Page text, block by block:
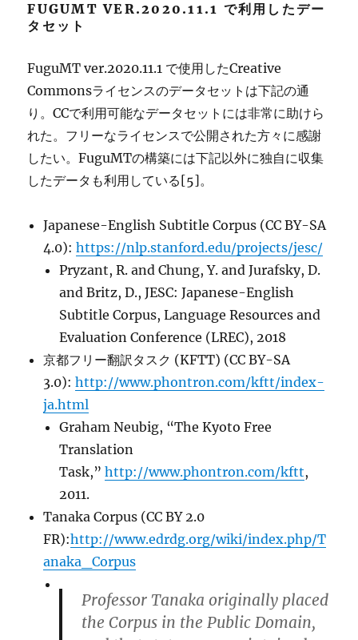
FUGUMT VER.2020.11.1 で利用したデー
タセット
FuguMT ver.2020.11.1 で使用したCreative
Commonsライセンスのデータセットは下記の通
り。CCで利用可能なデータセットには非常に助けら
れた。フリーなライセンスで公開された方々に感謝
したい。FuguMTの構築には下記以外に独自に収集
したデータも利用している[5]。
Japanese-English Subtitle Corpus (CC BY-SA
4.0):https://nlp.stanford.edu/projects/jesc/
Pryzant, R. and Chung, Y. and Jurafsky, D.
and Britz, D., JESC: Japanese-English
Subtitle Corpus, Language Resources and
Evaluation Conference (LREC), 2018
京都フリー翻訳タスク (KFTT) (CC BY-SA
3.0):http://www.phontron.com/kftt/index-
ja.html
Graham Neubig, “The Kyoto Free
Translation
Task,”http://www.phontron.com/kftt,
2011.
Tanaka Corpus (CC BY 2.0
FR):http://www.edrdg.org/wiki/index.php/T
anaka_Corpus
Professor Tanaka originally placed
the Corpus in the Public Domain,